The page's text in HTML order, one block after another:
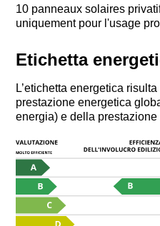
10 panneaux solaires
uniquement pour l'usage
Etichetta
L’etichetta energetica
prestazione energetica
energia) e della